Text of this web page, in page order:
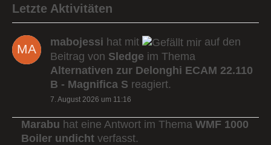
Letzte Aktivitäten
mabojessi hat mit
auf den
Beitrag von Sledge im Thema
Alternativen zur Delonghi ECAM 22.110
B - Magnifica S reagiert.
7. August 2026 um 11:16
Marabu hat eine Antwort im Thema WMF 1000
Boiler undicht verfasst.